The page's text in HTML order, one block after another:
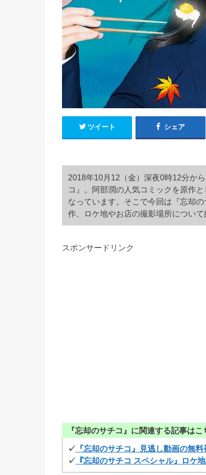
ツイート シェア
2018年10月12（金）深夜0時12分か
コ』。阿部潤の人気コミックを原作
なっています。そこで今回は『忘却
作、ロケ地やお店の撮影場所について
スポンサードリンク
『忘却のサチコ』に関連する記事はこ
✓ 『忘却のサチコ』見逃し動画の無
✓ 『忘却のサチコ スペシャル』ロケ